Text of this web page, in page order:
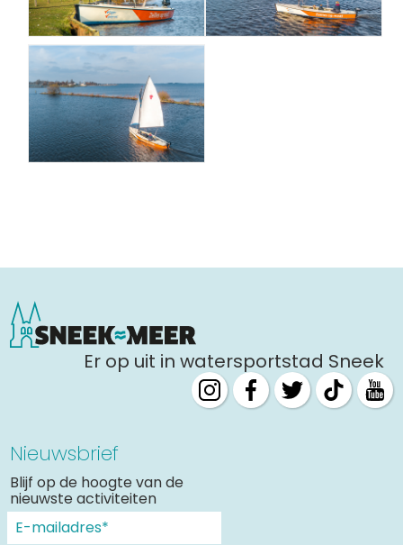
Er op uit in watersportstad Sneek
Nieuwsbrief
Blijf op de hoogte van de
nieuwste activiteiten